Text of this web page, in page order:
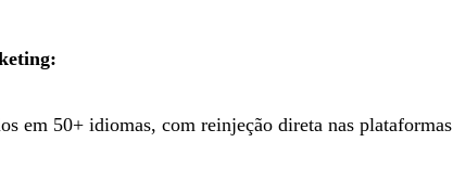
em 50+ idiomas, com reinjeção direta nas plataformas